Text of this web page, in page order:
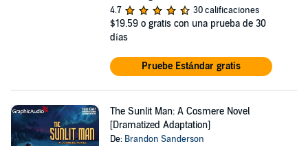
4.7
30 calificaciones
$19.59 o gratis con una prueba de 30
días
Pruebe Estándar gratis
The Sunlit Man: A Cosmere Novel
[Dramatized Adaptation]
De: Brandon Sanderson